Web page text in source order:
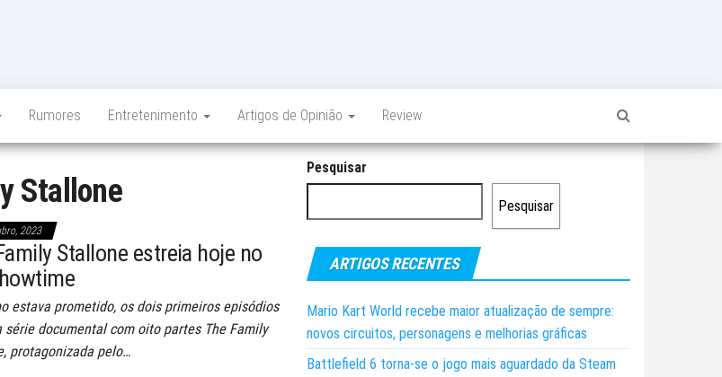
Rumores Entretenimento Artigos de Opinião Review
Stallone
2023
Stallone estreia hoje no
estava prometido, os dois primeiros episódios
série documental com oito partes The Family
protagonizada pelo…
Pesquisar
Pesquisar
ARTIGOS RECENTES
Mario Kart World recebe maior atualização de sempre:
novos circuitos, personagens e melhorias gráficas
Battlefield 6 torna-se o jogo mais aguardado da Steam